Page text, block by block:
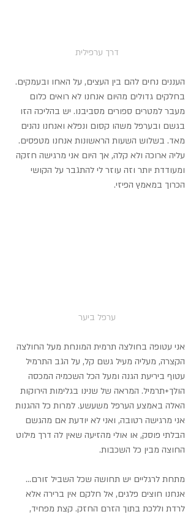
דרך ערפילית
העננים נחים להם בין העצים, על האחו ובעמקים.
בחלקים גדולים מהיום אנחנו לא רואים כלום
מעבר למטרים ספורים מסביבנו. יש בהליכה הזו
בגשם ובערפל משהו קסום ונפלא ואנחנו נהנים
מאד. בשלוש השעות הראשונות אנחנו מטפסים.
עליה ארוכה ולא קלה, אך היום אני מרגישה חזקה
ומעודדת יותר וזה עוזר לי להתגבר על הקושי
הכרוך במאמץ הפיזי.
ערפל ביער
אני עטופה בחולצה תרמית המונחת מעל החולצה
הקצרה, מעליה מעיל גשם קל, על הגב התרמיל
עטוף ביריעת הגנה ומעל הכל השכמיה המכסה
הולך+תרמיל. המראה של שנינו בגלימות הירוקות
האלה באמצע הערפל משעשע. למרות כל ההגנות
אני מרגישה רטובה, ואני לא יודעת אם מהגשם
הבלתי פוסק, או אולי מהזיעה שאין לה דרך מילוט
החוצה מבין כל השכבות.
מתחת לרגליים יש תחושה שכל השביל זורם...
אנחנו חוצים פלגים, אל חלקם אין ברירה אלא
לרדת וללכת בתוך הזרם החזק. קצת מפחיד,